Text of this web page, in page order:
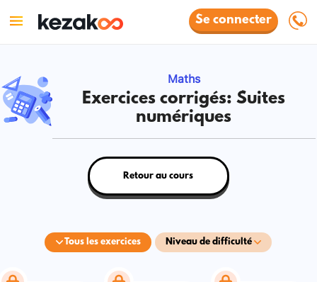
Se connecter
Maths
Exercices corrigés: Suites
numériques
Tous les exercices Niveau de difficulté
Retour au cours